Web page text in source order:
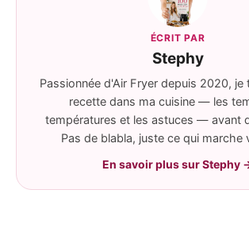
ÉCRIT PAR
Stephy
Passionnée d'Air Fryer depuis 2020, je
recette dans ma cuisine — les
températures et les astuces — avant
Pas de blabla, juste ce qui marche
En savoir plus sur Stephy